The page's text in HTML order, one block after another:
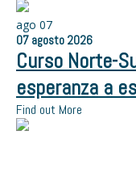
ago 07
07 agosto 2026
Curso Norte-
esperanza a
Find out More